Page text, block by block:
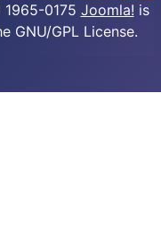
0175 Joomla! is
GNU/GPL License.